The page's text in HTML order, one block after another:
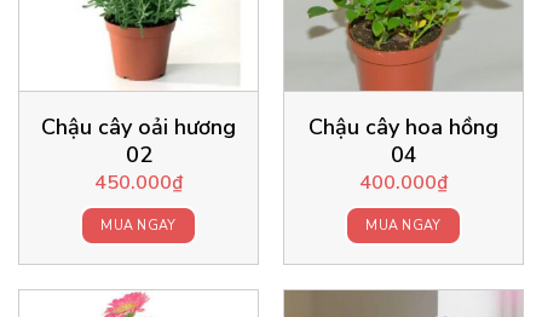
Chậu cây oải hương
02
450.000₫
MUA NGAY
Chậu cây hoa hồng
04
400.000₫
MUA NGAY